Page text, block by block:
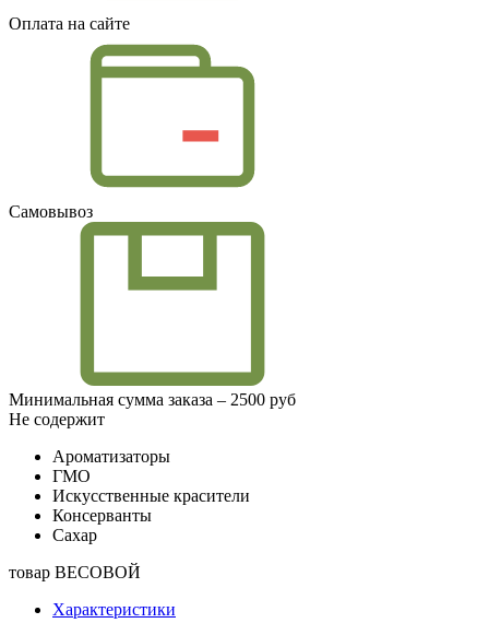
Оплата на сайте
Самовывоз
Минимальная сумма заказа – 2500 руб
Не содержит
Ароматизаторы
ГМО
Искусственные красители
Консерванты
Сахар
товар ВЕСОВОЙ
Характеристики